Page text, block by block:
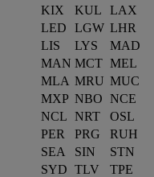
KIX
KUL
LAX
LED
LGW LHR
LIS
LYS
MAD
MAN MCT MEL
MLA MRU MUC
MXP NBO NCE
NCL NRT
OSL
PER
PRG
RUH
SEA
SIN
STN
SYD TLV
TPE